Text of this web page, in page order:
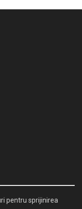
pentru sprijinirea